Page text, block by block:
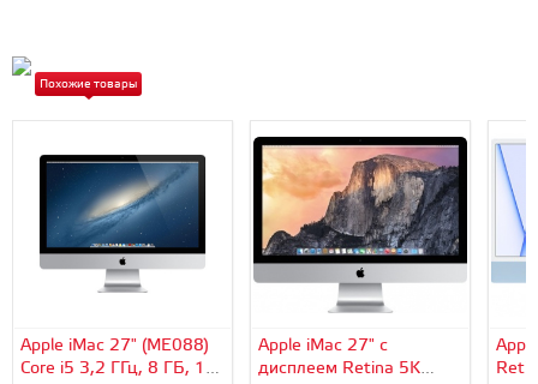
Похожие товары
Apple iMac 27" (ME088)
Core i5 3,2 ГГц, 8 ГБ, 1
Apple iMac 27" с
дисплеем Retina 5K